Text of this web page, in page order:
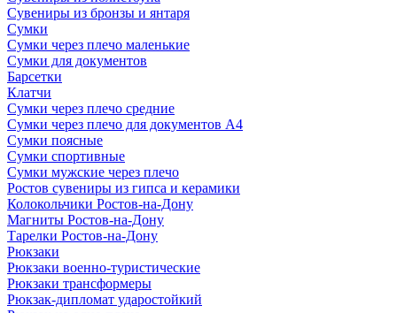
Сувениры из бронзы и янтаря
Сумки
Сумки через плечо маленькие
Сумки для документов
Барсетки
Клатчи
Сумки через плечо средние
Сумки через плечо для документов А4
Сумки поясные
Сумки спортивные
Сумки мужские через плечо
Ростов сувениры из гипса и керамики
Колокольчики Ростов-на-Дону
Магниты Ростов-на-Дону
Тарелки Ростов-на-Дону
Рюкзаки
Рюкзаки военно-туристические
Рюкзаки трансформеры
Рюкзак-дипломат ударостойкий